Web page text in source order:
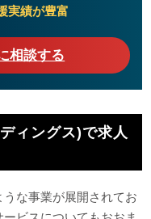
実績が豊富
相談する
ィングス)で求人
な事業が展開されてお